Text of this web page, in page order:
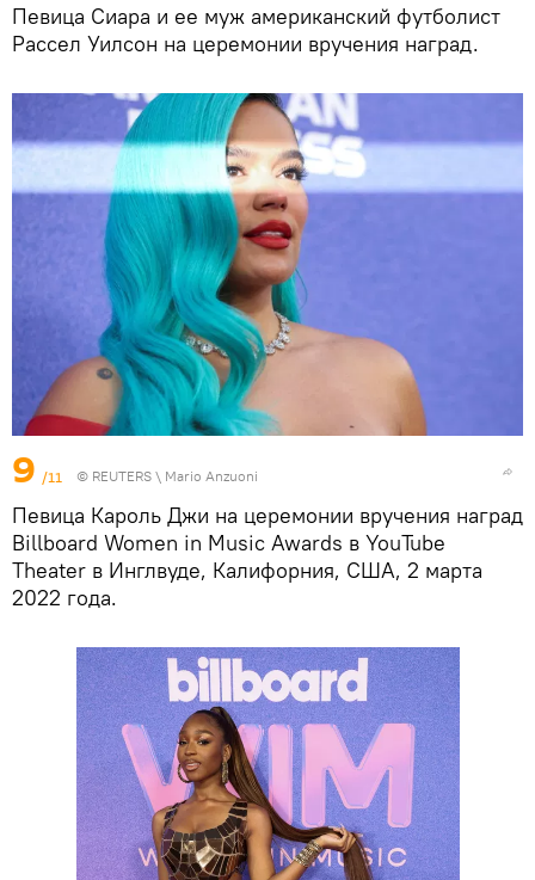
Певица Сиара и ее муж американский футболист
Рассел Уилсон на церемонии вручения наград.
9 /11 © REUTERS \ Mario Anzuoni
Певица Кароль Джи на церемонии вручения наград
Billboard Women in Music Awards в YouTube
Theater в Инглвуде, Калифорния, США, 2 марта
2022 года.